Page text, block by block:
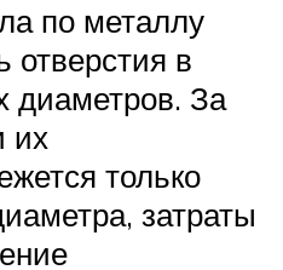
по металлу
отверстия в
диаметров. За
их
только
затраты